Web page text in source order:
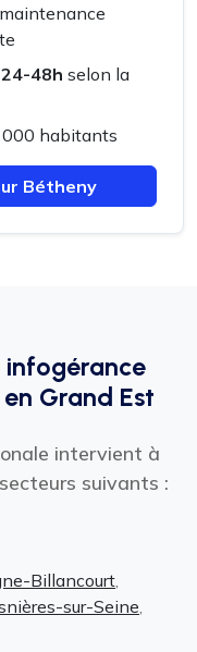
48h selon la
000 habitants
Bétheny
Grand Est
intervient à
suivants :
Billancourt
sur-Seine